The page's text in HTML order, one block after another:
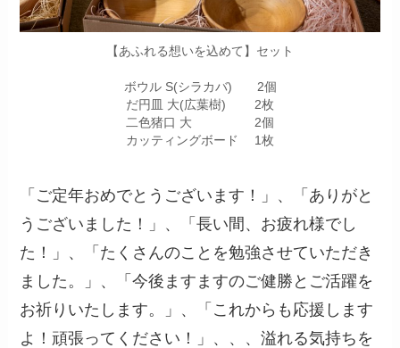
【あふれる想いを込めて】セット
ボウル S(シラカバ) 2個
だ円皿 大(広葉樹) 2枚
二色猪口 大 2個
カッティングボード 1枚
「ご定年おめでとうございます！」、「ありがと
うございました！」、「長い間、お疲れ様でし
た！」、「たくさんのことを勉強させていただき
ました。」、「今後ますますのご健勝とご活躍を
お祈りいたします。」、「これからも応援します
よ！頑張ってください！」、、、溢れる気持ちを